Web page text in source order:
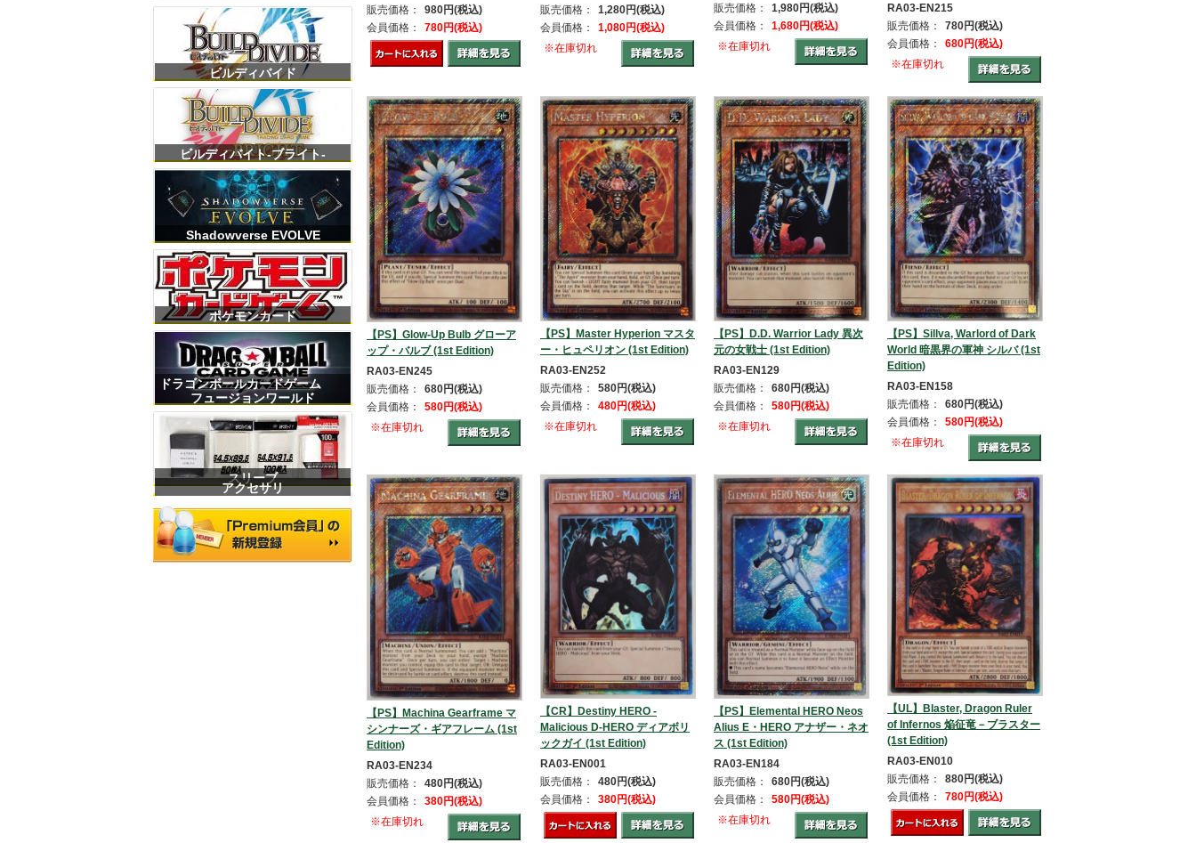
販売価格：
980円(税込)
会員価格：
780円(税込)
販売価格：
1,280円(税込)
会員価格：
1,080円(税込)
※在庫切れ
販売価格：
1,980円(税込)
会員価格：
1,680円(税込)
※在庫切れ
RA03-EN215
販売価格：
780円(税込)
会員価格：
680円(税込)
※在庫切れ
【PS】Glow-Up Bulb グローア
ップ・バルブ (1st Edition)
RA03-EN245
販売価格：
680円(税込)
会員価格：
580円(税込)
※在庫切れ
【PS】Master Hyperion マスタ
ー・ヒュペリオン (1st Edition)
RA03-EN252
販売価格：
580円(税込)
会員価格：
480円(税込)
※在庫切れ
【PS】D.D. Warrior Lady 異次
元の女戦士 (1st Edition)
RA03-EN129
販売価格：
680円(税込)
会員価格：
580円(税込)
※在庫切れ
【PS】Sillva, Warlord of Dark
World 暗黒界の軍神 シルバ (1st
Edition)
RA03-EN158
販売価格：
680円(税込)
会員価格：
580円(税込)
※在庫切れ
【PS】Machina Gearframe マ
シンナーズ・ギアフレーム (1st
Edition)
RA03-EN234
販売価格：
480円(税込)
会員価格：
380円(税込)
※在庫切れ
【CR】Destiny HERO -
Malicious D-HERO ディアボリ
ックガイ (1st Edition)
RA03-EN001
販売価格：
480円(税込)
会員価格：
380円(税込)
【PS】Elemental HERO Neos
Alius E・HERO アナザー・ネオ
ス (1st Edition)
RA03-EN184
販売価格：
680円(税込)
会員価格：
580円(税込)
※在庫切れ
【UL】Blaster, Dragon Ruler
of Infernos 焔征竜－ブラスター
(1st Edition)
RA03-EN010
販売価格：
880円(税込)
会員価格：
780円(税込)
ビルディバイド
ビルディバイト-ブライト-
Shadowverse EVOLVE
ポケモンカード
ドラゴンボールカードゲーム
フュージョンワールド
スリーブ
アクセサリ